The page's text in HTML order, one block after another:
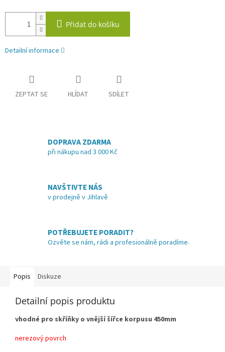
Přidat do košíku
Detailní informace
ZEPTAT SE HLÍDAT SDÍLET
DOPRAVA ZDARMA
při nákupu nad 3 000 Kč
NAVŠTIVTE NÁS
v prodejně v Jihlavě
POTŘEBUJETE PORADIT?
Ozvěte se nám, rádi a profesionálně poradíme.
Popis Diskuze
Detailní popis produktu
vhodné pro skříňky o vnější šířce korpusu 450mm
nerezový povrch